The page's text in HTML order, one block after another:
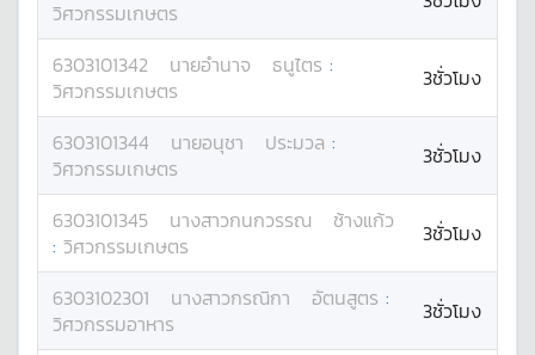
วิศวกรรมเกษตร
6303101342 นายอำนาจ ธนูไตร :
วิศวกรรมเกษตร
3ชั่วโมง
6303101344 นายอนุชา ประมวล :
วิศวกรรมเกษตร
3ชั่วโมง
6303101345 นางสาวกนกวรรณ
ช้างแก้ว
: วิศวกรรมเกษตร 3ชั่วโมง
6303102301 นางสาวกรณิกา อัตนสูตร :
วิศวกรรมอาหาร
3ชั่วโมง